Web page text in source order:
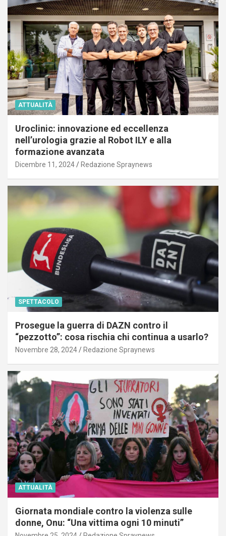
ATTUALITÀ
Uroclinic: innovazione ed eccellenza
nell’urologia grazie al Robot ILY e alla
formazione avanzata
Dicembre 11, 2024 Redazione Spraynews
SPETTACOLO
Prosegue la guerra di DAZN contro il
“pezzotto”: cosa rischia chi continua a usarlo?
Novembre 28, 2024 Redazione Spraynews
ATTUALITÀ
Giornata mondiale contro la violenza sulle
donne, Onu: “Una vittima ogni 10 minuti”